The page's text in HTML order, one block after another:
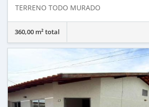
TERRENO TODO MURADO
360,00 m² total